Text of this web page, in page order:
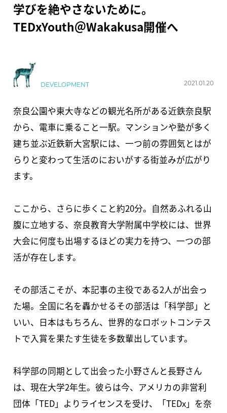
学びを絶やさないために。
TEDxYouth＠Wakakusa開催へ
DEVELOPMENT 2021.01.20
奈良公園や東大寺などの観光名所がある近鉄奈良駅
から、電車に乗ること一駅。マンションや塾が多く
建ち並ぶ近鉄新大宮駅には、一つ前の雰囲気とはが
らりと変わって生活のにおいがする街並みが広がり
ます。
ここから、さらに歩くこと約20分。自然あふれる山
腹に立地する、奈良教育大学附属中学校には、世界
大会に何度も出場するほどの実力を持つ、一つの部
活が存在します。
その部活こそが、本記事の主役である2人が出会っ
た場。全国に名を轟かせるその部活は「科学部」と
いい、日本はもちろん、世界的なロボットコンテス
トで入賞を果たす生徒を多数輩出しています。
科学部の同期として出会った小野さんと長野さん
は、現在大学2年生。彼らは今、アメリカの非営利
団体「TED」よりライセンスを受け、「TEDx」を奈